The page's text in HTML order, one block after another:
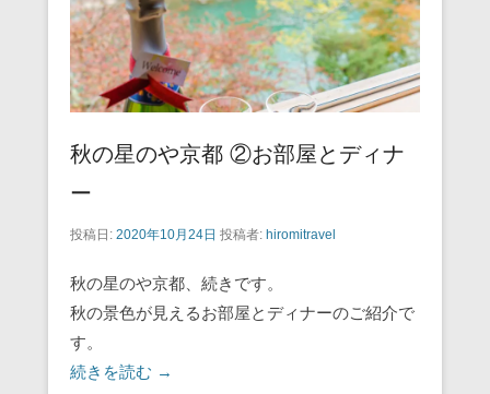
秋の星のや京都 ②お部屋とディナ
ー
投稿日: 2020年10月24日 投稿者: hiromitravel
秋の星のや京都、続きです。
秋の景色が見えるお部屋とディナーのご紹介で
す。
続きを読む →